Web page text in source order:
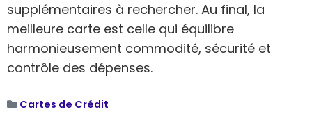
supplémentaires à rechercher. Au final, la
meilleure carte est celle qui équilibre
harmonieusement commodité, sécurité et
contrôle des dépenses.
Cartes de Crédit